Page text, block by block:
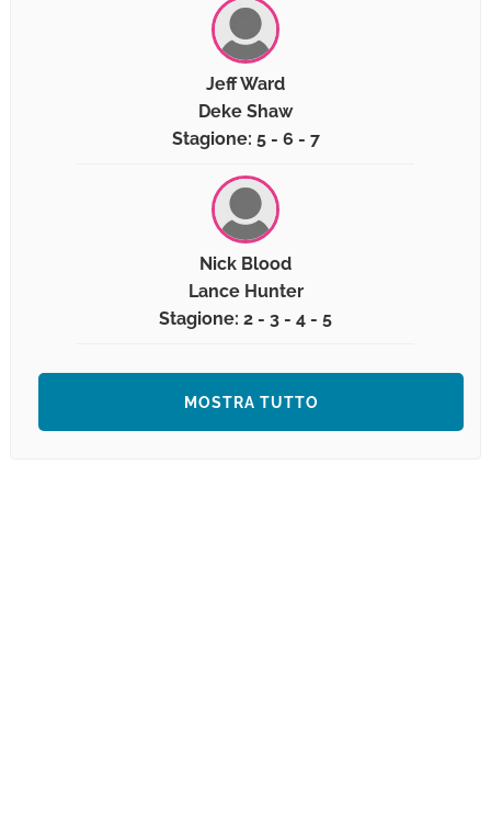
Jeff Ward
Deke Shaw
Stagione: 5 - 6 - 7
Nick Blood
Lance Hunter
Stagione: 2 - 3 - 4 - 5
MOSTRA TUTTO